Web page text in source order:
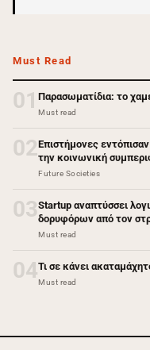
Must Read
01 Παρασωματίδια: το
Must read
02Επιστήμονες
την κοινωνική
Future Societies
03Startup αναπτύσσει
δορυφόρων από τον
Must read
04Τι σε κάνει
Must read